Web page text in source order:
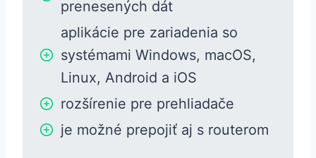
prenesených dát
aplikácie pre zariadenia so
systémami Windows, macOS,
Linux, Android a iOS
rozšírenie pre prehliadače
je možné prepojiť aj s routerom